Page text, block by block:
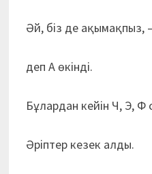
Әй, біз де ақымақпыз,
деп А өкінді.
Бұлардан кейін Ч, Э,
Әріптер кезек алды.